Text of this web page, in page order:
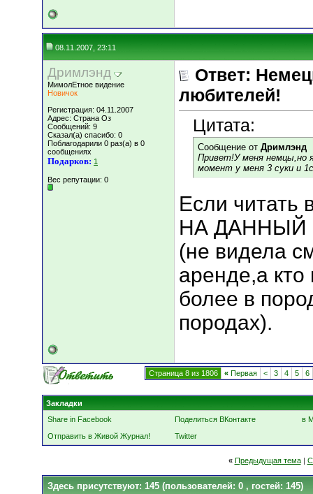
08.11.2007, 23:11
Дримлэнд
МимолЕтное видение
Новичок
Регистрация: 04.11.2007
Адрес: Страна Оз
Сообщений: 9
Сказал(а) спасибо: 0
Поблагодарили 0 раз(а) в 0
сообщениях
Подарков: 1
Вес репутации: 0
Ответ:
любителей!
Цитата:
Сообщение от Дримлэнд
Привет!У меня немцы,но
момент у меня 3 суки и
Если читать
НА ДАННЫЙ
(не видела
аренде,а
более в
породах).
Страница 8 из 1806 « Первая < 3 4 5 6
Закладки
Share in Facebook
Поделиться ВКонтакте
в
Отправить в Живой Журнал!
Twitter
« Предыдущая тема|
Здесь присутствуют: 145 (пользователей: 0 , гостей: 145)